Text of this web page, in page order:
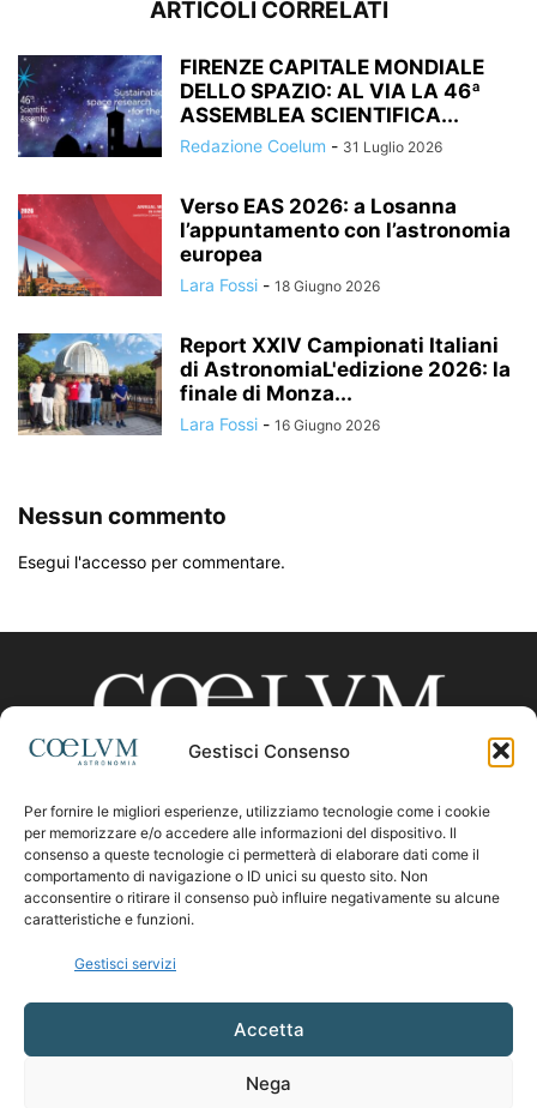
Gestisci Consenso
Per fornire le migliori esperienze, utilizziamo tecnologie come i cookie
per memorizzare e/o accedere alle informazioni del dispositivo. Il
consenso a queste tecnologie ci permetterà di elaborare dati come il
comportamento di navigazione o ID unici su questo sito. Non
acconsentire o ritirare il consenso può influire negativamente su alcune
caratteristiche e funzioni.
Gestisci servizi
Accetta
Nega
ARTICOLI CORRELATI
FIRENZE CAPITALE MONDIALE
DELLO SPAZIO: AL VIA LA 46ª
ASSEMBLEA SCIENTIFICA...
Redazione Coelum - 31 Luglio 2026
Verso EAS 2026: a Losanna
l’appuntamento con l’astronomia
europea
Lara Fossi - 18 Giugno 2026
Report XXIV Campionati Italiani
di AstronomiaL'edizione 2026: la
finale di Monza...
Lara Fossi - 16 Giugno 2026
Nessun commento
Esegui l'accesso per commentare.
CHI SIAMO
Contattaci:coelumastro@coelum.com